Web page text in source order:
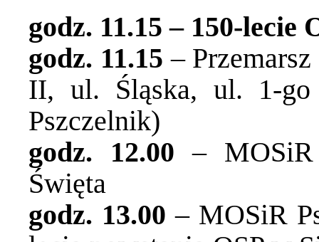
godz. 11.15 – 150-lecie
godz. 11.15 –
II, ul. Śląska, ul. 1-go
Pszczelnik)
godz. 12.00 –
Święta
godz. 13.00 – MOSiR